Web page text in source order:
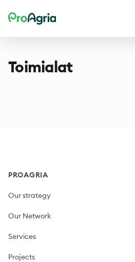
ProAgria
Toimialat
PROAGRIA
Our strategy
Our Network
Services
Projects